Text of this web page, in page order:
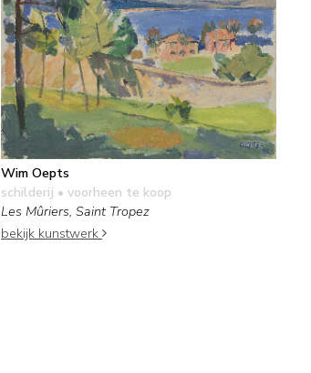
Wim Oepts
schilderij • voorheen te koop
Les Mûriers, Saint Tropez
bekijk kunstwerk